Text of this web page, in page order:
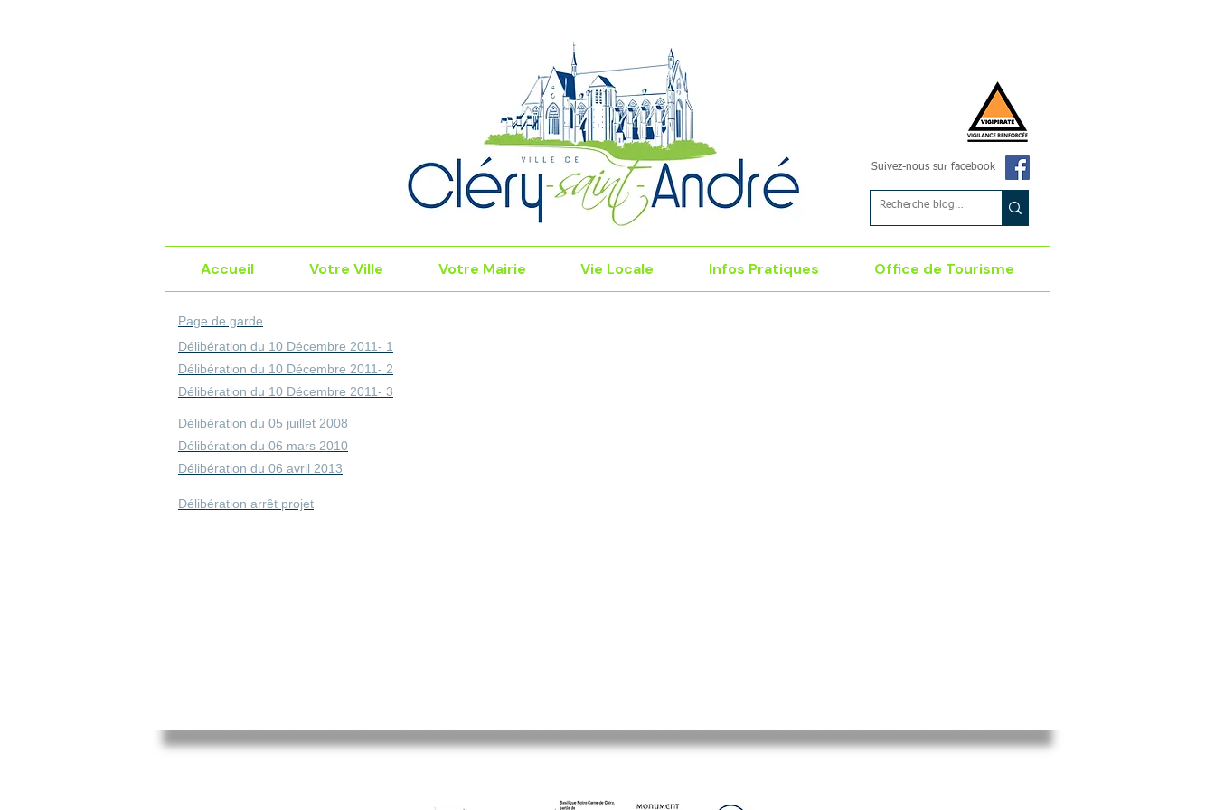
Suivez-nous sur facebook
Accueil Votre Ville Votre Mairie Vie Locale Infos Pratiques Office de Tourisme
Page de garde
Délibération du 10 Décembre 2011- 1
Délibération du 10 Décembre 2011- 2
Délibération du 10 Décembre 2011- 3
Délibération du 05 juillet 2008
Délibération du 06 mars 2010
Délibération du 06 avril 2013
Délibération arrêt projet